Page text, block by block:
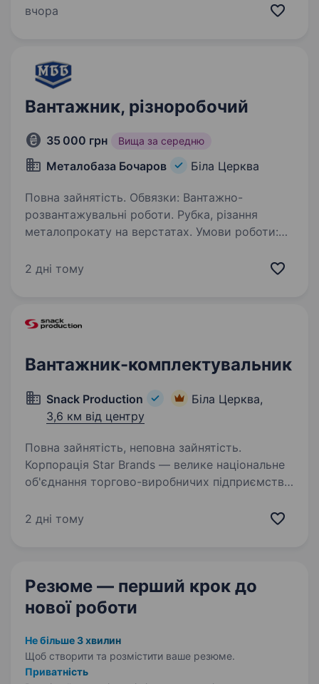
та пакуванні товару. Робота для чоловіків
вчора
Вантажник, різноробочий
35 000 грн Вища за середню
Металобаза Бочаров Біла Церква
Повна зайнятість. Обвязки: Вантажно-
розвантажувальні роботи. Рубка, різання
металопрокату на верстатах. Умови роботи:
з графіком виходів.
2 дні тому
Вантажник-комплектувальник
Snack Production
Біла Церква,
3,6 км від центру
Повна зайнятість, неповна зайнятість.
Корпорація Star Brands — велике національне
об'єднання торгово-виробничих підприємств
Bob, Chipster’s, Zeffir), є лідером на ринку
2 дні тому
Резюме — перший крок до
нової роботи
Не більше 3 хвилин
Щоб створити та розмістити ваше резюме.
Приватність